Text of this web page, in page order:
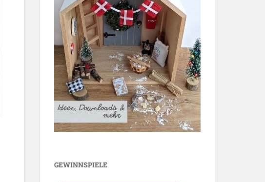
GEWINNSPIELE